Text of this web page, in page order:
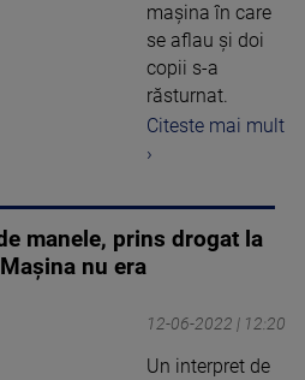
mașina în care
se aflau și doi
copii s-a
răsturnat.
Citeste mai mult
›
manele, prins drogat la
nu era
12-06-2022 | 12:20
Un interpret de